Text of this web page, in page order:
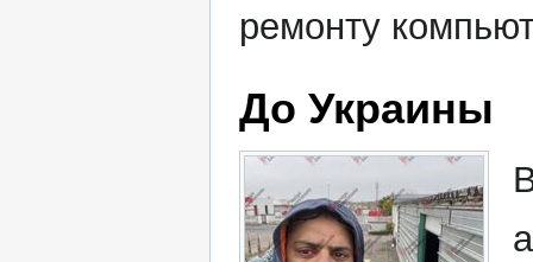
ремонту
До Украины